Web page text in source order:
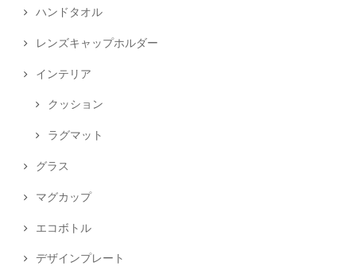
ハンドタオル
レンズキャップホルダー
インテリア
クッション
ラグマット
グラス
マグカップ
エコボトル
デザインプレート